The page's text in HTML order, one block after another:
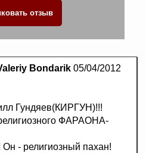
Bondarik 05/04/2012
Гундяев(КИРГУН)!!!
ФАРАОНА-
- религиозный пахан!